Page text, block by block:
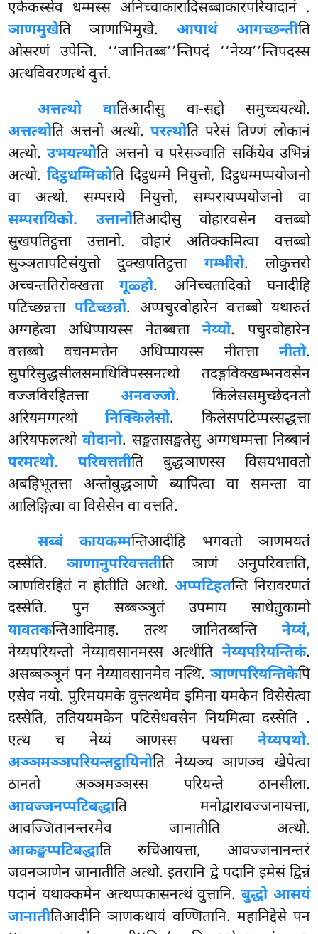
एकेकस्सेव धम्मस्स अनिच्चाकारादिसब्बाकारपरियादानं .
ञाणमुखेति ञाणाभिमुखे. आपाथं आगच्छन्तीति
ओसरणं उपेन्ति. ‘‘जानितब्ब’’न्तिपदं ‘‘नेय्य’’न्तिपदस्स
अत्थविवरणत्थं वुत्तं.
अत्तत्थो वातिआदीसु वा-सद्दो समुच्चयत्थो.
अत्तत्थोति अत्तनो अत्थो. परत्थोति परेसं तिण्णं लोकानं
अत्थो.उभयत्थोति अत्तनो च परेसञ्चाति सकिंयेव उभिन्नं
अत्थो.दिट्ठधम्मिकोति दिट्ठधम्मे नियुत्तो, दिट्ठधम्मप्पयोजनो
वा अत्थो. सम्पराये नियुत्तो, सम्परायप्पयोजनो वा
सम्परायिको. उत्तानोतिआदीसु वोहारवसेन वत्तब्बो
सुखपतिट्ठत्ता उत्तानो. वोहारं अतिक्कमित्वा वत्तब्बो
सुञ्ञतापटिसंयुत्तो दुक्खपतिट्ठत्ता गम्भीरो. लोकुत्तरो
अच्चन्ततिरोक्खत्तागूळ्हो. अनिच्चतादिको घनादीहि
पटिच्छन्नत्ता पटिच्छन्नो. अप्पचुरवोहारेन वत्तब्बो यथारुतं
अग्गहेत्वा अधिप्पायस्स नेतब्बत्ता नेय्यो. पचुरवोहारेन
वत्तब्बो वचनमत्तेन अधिप्पायस्स नीतत्ता नीतो.
सुपरिसुद्धसीलसमाधिविपस्सनत्थो तदङ्गविक्खम्भनवसेन
वज्जविरहितत्ता अनवज्जो. किलेससमुच्छेदनतो
अरियमग्गत्थो निक्किलेसो. किलेसपटिप्पस्सद्धत्ता
अरियफलत्थोवोदानो. सङ्खतासङ्खतेसु अग्गधम्मत्ता निब्बानं
परमत्थो. परिवत्ततीति बुद्धञाणस्स विसयभावतो
अबहिभूतत्ता अन्तोबुद्धञाणे ब्यापित्वा वा समन्ता वा
आलिङ्गित्वा वा विसेसेन वा वत्तति.
सब्बं कायकम्मन्तिआदीहि भगवतो ञाणमयतं
दस्सेति. ञाणानुपरिवत्ततीति ञाणं अनुपरिवत्तति,
ञाणविरहितं न होतीति अत्थो. अप्पटिहतन्ति निरावरणतं
दस्सेति. पुन सब्बञ्ञुतं उपमाय साधेतुकामो
यावतकन्तिआदिमाह. तत्थ जानितब्बन्ति नेय्यं,
नेय्यपरियन्तो नेय्यावसानमस्स अत्थीति नेय्यपरियन्तिकं.
असब्बञ्ञूनं पन नेय्यावसानमेव नत्थि. ञाणपरियन्तिकेपि
एसेव नयो. पुरिमयमके वुत्तत्थमेव इमिना यमकेन विसेसेत्वा
दस्सेति, ततिययमकेन पटिसेधवसेन नियमित्वा दस्सेति .
एत्थ च नेय्यं ञाणस्स पथत्ता नेय्यपथो.
अञ्ञमञ्ञपरियन्तट्ठायिनोति नेय्यञ्च ञाणञ्च खेपेत्वा
ठानतो अञ्ञमञ्ञस्स परियन्ते ठानसीला.
आवज्जनप्पटिबद्धाति मनोद्वारावज्जनायत्ता,
आवज्जितानन्तरमेव जानातीति अत्थो.
आकङ्खप्पटिबद्धाति रुचिआयत्ता, आवज्जनानन्तरं
जवनञाणेन जानातीति अत्थो. इतरानि द्वे पदानि इमेसं द्विन्नं
पदानं यथाक्कमेन अत्थप्पकासनत्थं वुत्तानि.बुद्धो आसयं
जानातीतिआदीनि ञाणकथायं वण्णितानि. महानिद्देसे पन